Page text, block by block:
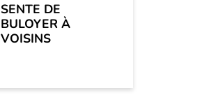
SENTE DE
BULOYER À
VOISINS